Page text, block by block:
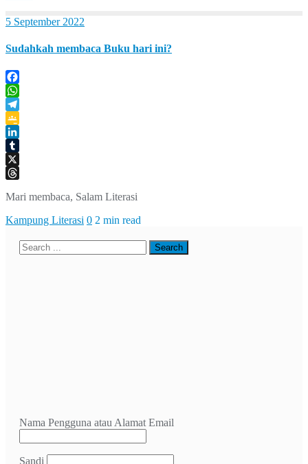
5 September 2022
Sudahkah membaca Buku hari ini?
Facebook
WhatsApp
Telegram
Google
Classroom
LinkedIn
Tumblr
X
Mari membaca, Salam Literasi
Kampung Literasi 0 2 min read
Nama Pengguna atau Alamat Email
Sandi